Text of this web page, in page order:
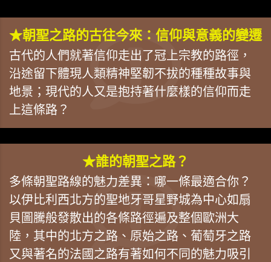
★朝聖之路的古往今來：信仰與意義的變遷
古代的人們就著信仰走出了冠上宗教的路徑，
沿途留下體現人類精神堅韌不拔的種種故事與
地景；現代的人又是抱持著什麼樣的信仰而走
上這條路？
★誰的朝聖之路？
多條朝聖路線的魅力差異：哪一條最適合你？
以伊比利西北方的聖地牙哥星野城為中心如扇
貝圖騰般發散出的各條路徑遍及整個歐洲大
陸，其中的北方之路、原始之路、葡萄牙之路
又與著名的法國之路有著如何不同的魅力吸引